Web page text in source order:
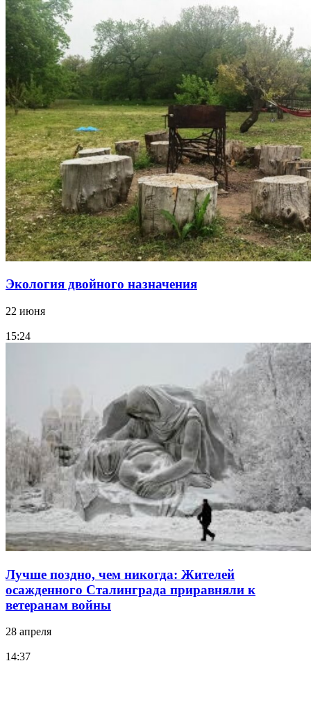
Экология двойного назначения
22 июня
15:24
Лучше поздно, чем никогда: Жителей
осажденного Сталинграда приравняли к
ветеранам войны
28 апреля
14:37